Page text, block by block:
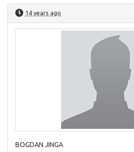
14 years ago
BOGDAN JINGA